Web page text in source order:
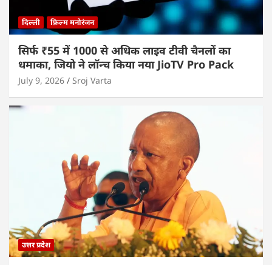
दिल्ली फ़िल्म मनोरंजन
सिर्फ ₹55 में 1000 से अधिक लाइव टीवी चैनलों का
धमाका, जियो ने लॉन्च किया नया JioTV Pro Pack
July 9, 2026 Sroj Varta
उत्तर प्रदेश